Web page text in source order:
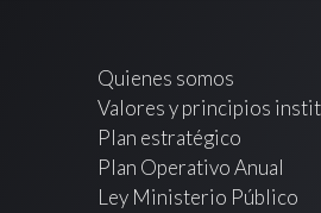
Quienes somos
Valores y principios
Plan estratégico
Plan Operativo Anual
Ley Ministerio Público